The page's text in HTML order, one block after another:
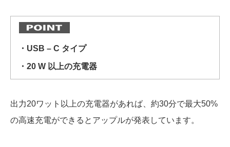
・USB – C タイプ
・20 W 以上の充電器
出力20ワット以上の充電器があれば、約30分で最大50%
の高速充電ができるとアップルが発表しています。